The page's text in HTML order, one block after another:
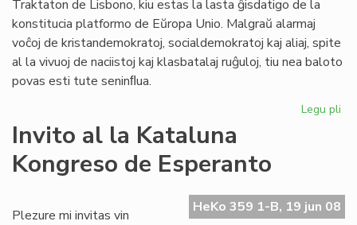
Traktaton de Lisbono, kiu estas la lasta ĝisdatigo de la
konstitucia platformo de Eŭropa Unio. Malgraŭ alarmaj
voĉoj de kristandemokratoj, socialdemokratoj kaj aliaj, spite
al la vivuoj de naciistoj kaj klasbatalaj ruĝuloj, tiu nea baloto
povas esti tute seninﬂua.
Legu pli
kaj
Invito al la Kataluna
Kongreso de Esperanto
HeKo 359 1-B, 19 jun 08
Plezure mi invitas vin